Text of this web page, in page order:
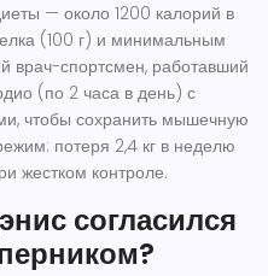
— около 1200 калорий в
(100 г) и минимальным
врач-спортсмен, работавший
(по 2 часа в день) с
чтобы сохранить мышечную
потеря 2,4 кг в неделю
жестком контроле.
согласился